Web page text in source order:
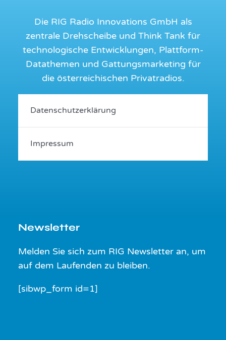
Die RIG Radio Innovations GmbH als
zentrale Drehscheibe und Think Tank für
technologische Entwicklungen, Plattform-
Datathemen und Gattungsmarketing für
die österreichischen Privatradios.
Datenschutzerklärung
Impressum
Newsletter
Melden Sie sich zum RIG Newsletter an, um
auf dem Laufenden zu bleiben.
[sibwp_form id=1]